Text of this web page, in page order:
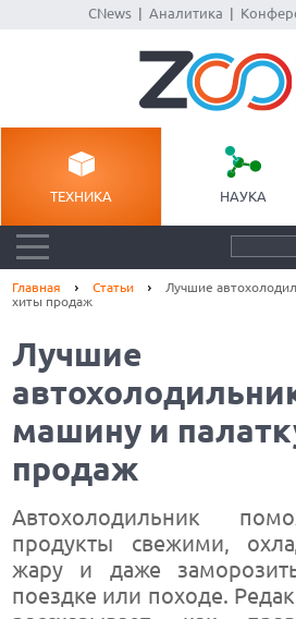
CNews| Аналитика
ТЕХНИКА НАУКА
Главная Статьи
Лучшие
хиты продаж
Лучшие
машину и
продаж
Автохолодильник
продукты свежими,
жару и даже
поездке или походе.